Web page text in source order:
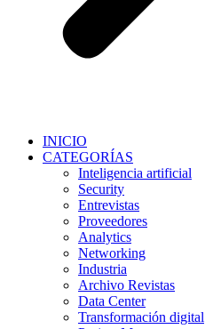
INICIO
CATEGORÍAS
Inteligencia artificial
Security
Entrevistas
Proveedores
Analytics
Networking
Industria
Archivo Revistas
Data Center
Transformación digital